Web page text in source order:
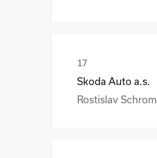
Skoda Auto a.s.
Rostislav Schrom